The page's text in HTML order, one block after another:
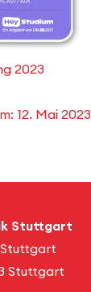
2023
12. Mai 2023
Stuttgart
Stuttgart
Stuttgart